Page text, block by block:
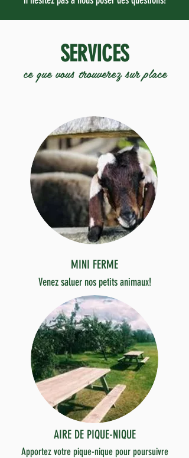
SERVICES
ce que vous trouverez sur place
MINI FERME
Venez saluer nos petits animaux!
AIRE DE PIQUE-NIQUE
Apportez votre pique-nique pour poursuivre